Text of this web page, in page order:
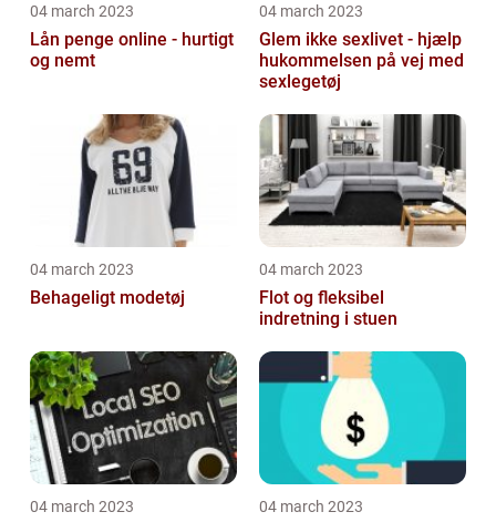
04 march 2023
Lån penge online - hurtigt
og nemt
04 march 2023
Glem ikke sexlivet - hjælp
hukommelsen på vej med
sexlegetøj
04 march 2023
Behageligt modetøj
04 march 2023
Flot og fleksibel
indretning i stuen
04 march 2023 04 march 2023